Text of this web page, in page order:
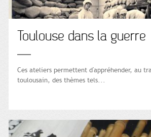
Toulouse dans la guerre
Ces ateliers permettent d'appréhender, au
toulousain, des thèmes tels...